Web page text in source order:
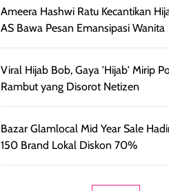
Ameera Hashwi Ratu Kecantikan
AS Bawa Pesan Emansipasi Wanita
Viral Hijab Bob, Gaya 'Hijab' Mirip
Rambut yang Disorot Netizen
Bazar Glamlocal Mid Year Sale
150 Brand Lokal Diskon 70%